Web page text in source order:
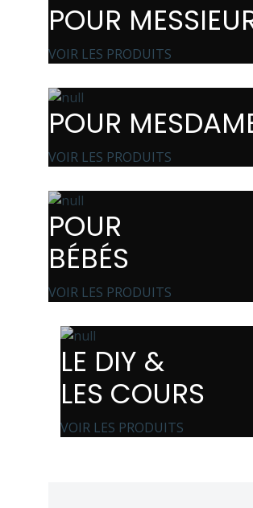
POUR
VOIR LES PRODUITS
POUR
VOIR LES PRODUITS
POUR
BÉBÉS
VOIR LES PRODUITS
LE DIY &
LES COURS
VOIR LES PRODUITS